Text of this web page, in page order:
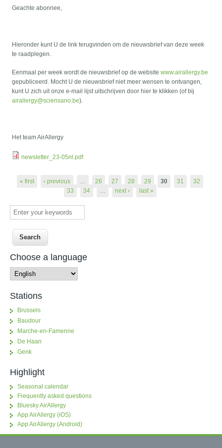
Geachte abonnee,
Hieronder kunt U de link terugvinden om de nieuwsbrief van deze week
te raadplegen.
Eenmaal per week wordt de nieuwsbrief op de websitewww.airallergy.be
gepubliceerd. Mocht U de nieuwsbrief niet meer wensen te ontvangen,
kunt U zich uit onze e-mail lijst uitschrijven door hier te klikken (of bij
airallergy@sciensano.be).
Het team AirAllergy
newsletter_23-05nl.pdf
Pages
« first ‹ previous … 26 27 28 29 30 31
32
33
34 … next › last »
Enter your keywords
Choose a language
Stations
Brussels
Baudour
Marche-en-Famenne
De Haan
Genk
Highlight
Seasonal calendar
Frequently asked questions
Bluesky AirAllergy
App AirAllergy (iOS)
App AirAllergy (Android)